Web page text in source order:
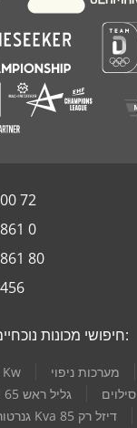
72
0
80
חיפושי מכונות נוכחיים:
2 2 מנוע חשמלי Kw מערכות ניפוי
1H 65 גליל ראש
סילוים
גנרטור חירום שעות 160 Kva דיזל רק 85